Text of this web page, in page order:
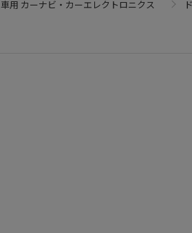
車用 カーナビ・カーエレクトロニクス